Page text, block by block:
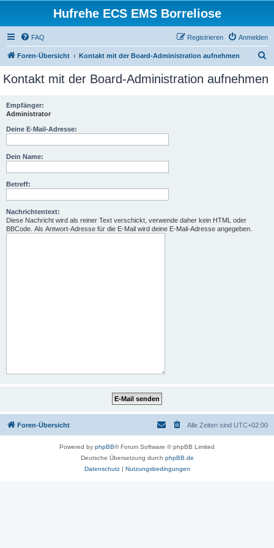
Hufrehe ECS EMS Borreliose
FAQ Anmelden
Registrieren
Foren-Übersicht Kontakt mit der Board-Administration aufnehmen
c
Kontakt mit der Board-Administration aufnehmen
Empfänger:
Administrator
Deine E-Mail-Adresse:
Dein Name:
Betreff:
Nachrichtentext:
Diese Nachricht wird als reiner Text verschickt, verwende daher kein HTML oder
BBCode. Als Antwort-Adresse für die E-Mail wird deine E-Mail-Adresse angegeben.
Foren-Übersicht Alle Zeiten sind UTC+02:00
Powered by phpBB® Forum Software © phpBB Limited
Deutsche Übersetzung durch phpBB.de
Datenschutz| Nutzungsbedingungen